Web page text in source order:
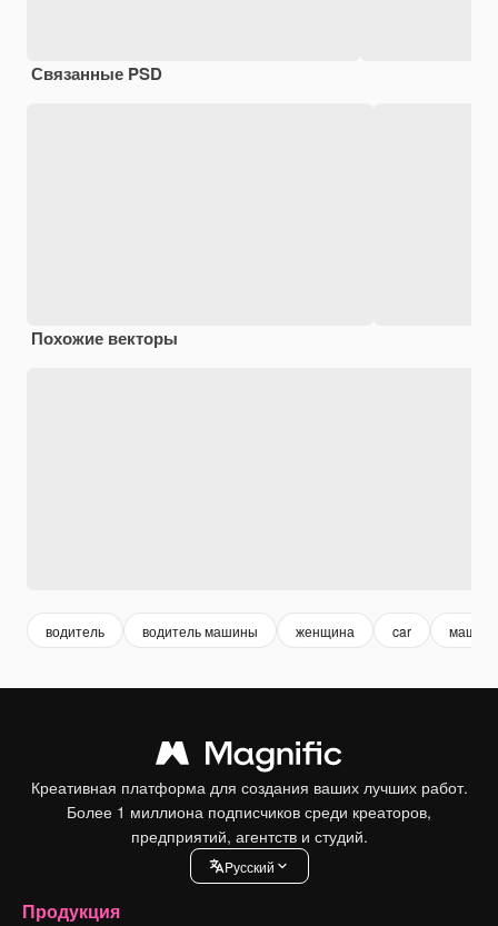
Связанные PSD
Похожие векторы
водитель водитель машины женщина car
Креативная платформа для создания ваших лучших работ.
Более 1 миллиона подписчиков среди креаторов,
предприятий, агентств и студий.
Pусский
Продукция